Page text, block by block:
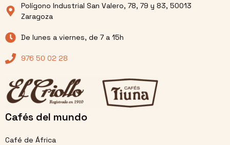
Polígono Industrial San Valero, 78, 79 y 83, 50013
Zaragoza
De lunes a viernes, de 7 a 15h
976 50 02 28
Cafés del mundo
Café de África